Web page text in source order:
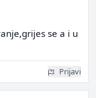
se a i u
Prijavi